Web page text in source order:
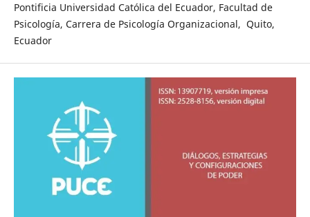
Pontificia Universidad Católica del Ecuador, Facultad de
Psicología, Carrera de Psicología Organizacional, Quito,
Ecuador